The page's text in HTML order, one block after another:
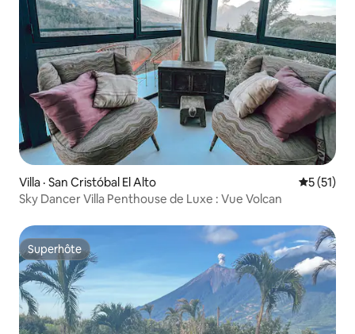
Villa · San Cristóbal El Alto Note
5 (51)
Sky Dancer Villa Penthouse de Luxe : Vue Volcan
Superhôte
Superhôte